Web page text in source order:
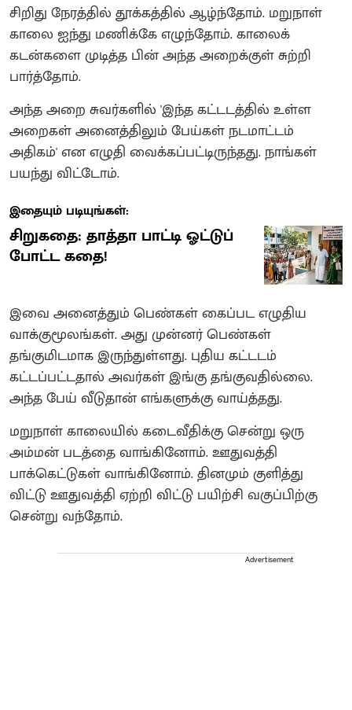
சிறிது நேரத்தில் தூக்கத்தில் ஆழ்ந்தோம். மறுநாள்
காலை ஐந்து மணிக்கே எழுந்தோம். காலைக்
கடன்களை முடித்த பின் அந்த அறைக்குள் சுற்றி
பார்த்தோம்.
அந்த அறை சுவர்களில் 'இந்த கட்டடத்தில் உள்ள
அறைகள் அனைத்திலும் பேய்கள் நடமாட்டம்
அதிகம்' என எழுதி வைக்கப்பட்டிருந்தது. நாங்கள்
பயந்து விட்டோம்.
இதையும் படியுங்கள்:
சிறுகதை: தாத்தா பாட்டி ஓட்டுப்
போட்ட கதை!
இவை அனைத்தும் பெண்கள் கைப்பட எழுதிய
வாக்குமூலங்கள். அது முன்னர் பெண்கள்
தங்குமிடமாக இருந்துள்ளது. புதிய கட்டடம்
கட்டப்பட்டதால் அவர்கள் இங்கு தங்குவதில்லை.
அந்த பேய் வீடுதான் எங்களுக்கு வாய்த்தது.
மறுநாள் காலையில் கடைவீதிக்கு சென்று ஒரு
அம்மன் படத்தை வாங்கினோம். ஊதுவத்தி
பாக்கெட்டுகள் வாங்கினோம். தினமும் குளித்து
விட்டு ஊதுவத்தி ஏற்றி விட்டு பயிற்சி வகுப்பிற்கு
சென்று வந்தோம்.
Advertisement